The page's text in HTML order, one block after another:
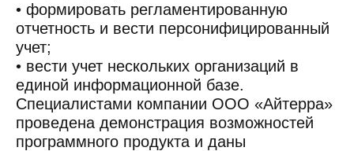
• формировать регламентированную
отчетность и вести персонифицированный
учет;
• вести учет нескольких организаций в
единой информационной базе.
Специалистами компании ООО «Айтерра»
проведена демонстрация возможностей
программного продукта и даны